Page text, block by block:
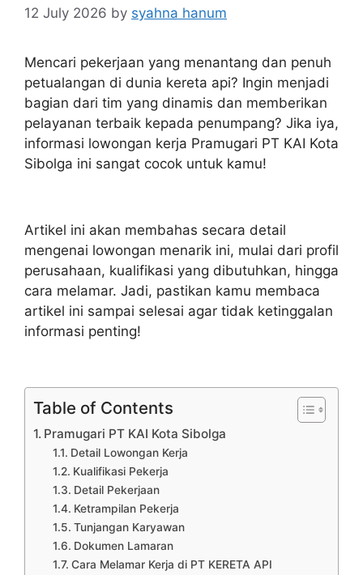
12 July 2026 by syahna hanum
Mencari pekerjaan yang menantang dan penuh
petualangan di dunia kereta api? Ingin menjadi
bagian dari tim yang dinamis dan memberikan
pelayanan terbaik kepada penumpang? Jika iya,
informasi lowongan kerja Pramugari PT KAI Kota
Sibolga ini sangat cocok untuk kamu!
Artikel ini akan membahas secara detail
mengenai lowongan menarik ini, mulai dari profil
perusahaan, kualifikasi yang dibutuhkan, hingga
cara melamar. Jadi, pastikan kamu membaca
artikel ini sampai selesai agar tidak ketinggalan
informasi penting!
Table of Contents
Pramugari PT KAI Kota Sibolga
Detail Lowongan Kerja
Kualifikasi Pekerja
Detail Pekerjaan
Ketrampilan Pekerja
Tunjangan Karyawan
Dokumen Lamaran
Cara Melamar Kerja di PT KERETA API